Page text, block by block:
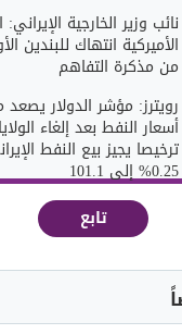
نائب وزير الخارجية
الأميركية انتهاك للبندين
من مذكرة التفاهم
رويترز: مؤشر الدولار يصعد
أسعار النفط بعد إلغاء
ترخيصا يجيز بيع النفط
0.25% إلى 101.1
تابع